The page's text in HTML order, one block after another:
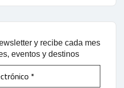
y recibe cada mes
eventos y destinos